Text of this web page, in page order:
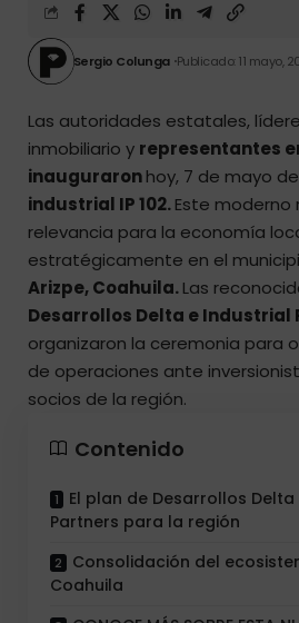
Sergio Colunga Publicado: 11 mayo,
Las autoridades estatales,
inmobiliario y representantes
inauguraronhoy, 7 de mayo
industrial IP 102.Este
relevancia para la economía
estratégicamente en el
Arizpe, Coahuila.Las
Desarrollos Delta e Industrial
organizaron la ceremonia para
de operaciones ante
socios de la región.
Contenido
El plan de Desarrollos
Partners para la región
Consolidación del
Coahuila